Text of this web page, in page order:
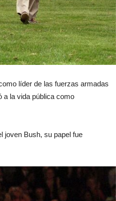
líder de las fuerzas armadas
a la vida pública como
joven Bush, su papel fue